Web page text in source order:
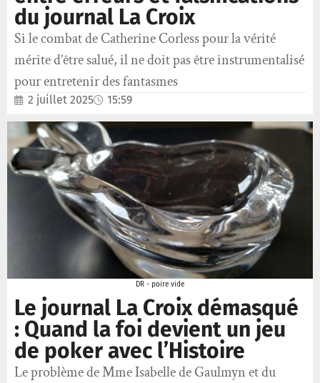
du journal La Croix
Si le combat de Catherine Corless pour la vérité
mérite d’être salué, il ne doit pas être instrumentalisé
pour entretenir des fantasmes
2 juillet 2025 15:59
DR - poire vide
Le journal La Croix démasqué
: Quand la foi devient un jeu
de poker avec l’Histoire
Le problème de Mme Isabelle de Gaulmyn et du